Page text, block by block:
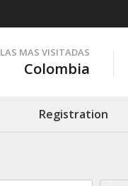
LAS MAS VISITADAS
Colombia
Registration